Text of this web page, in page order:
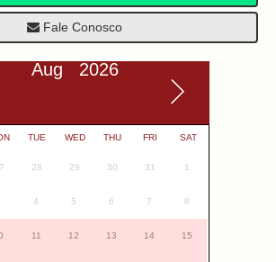
Fale Conosco
Aug 2026
TUE WED THU FRI SAT
28 29 30 31 1
4 5 6 7 8
11 12 13 14 15